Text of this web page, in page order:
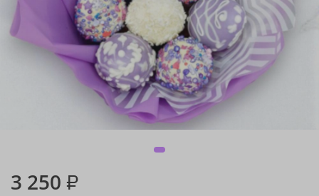
3 250 ₽